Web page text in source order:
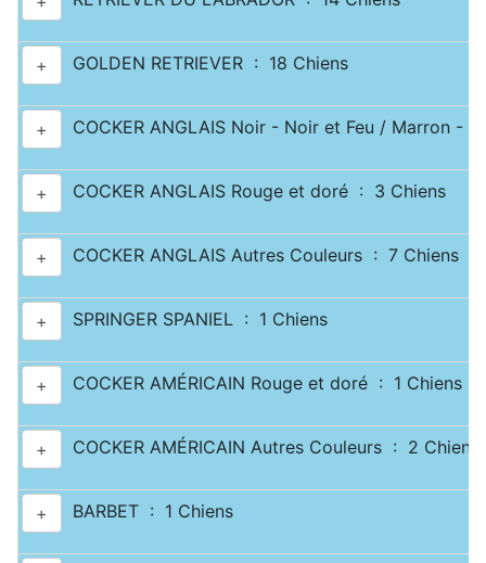
+ GOLDEN RETRIEVER : 18 Chiens
+ COCKER ANGLAIS Noir - Noir et Feu / Marron -
+ COCKER ANGLAIS Rouge et doré : 3 Chiens
+ COCKER ANGLAIS Autres Couleurs : 7 Chiens
+ SPRINGER SPANIEL : 1 Chiens
+ COCKER AMÉRICAIN Rouge et doré : 1 Chiens
+ COCKER AMÉRICAIN Autres Couleurs : 2 Chiens
+ BARBET : 1 Chiens